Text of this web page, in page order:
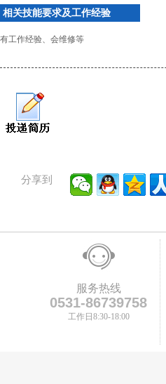
相关技能要求及工作经验
有工作经验、会维修等
分享到
服务热线
0531-86739758
工作日8:30-18:00